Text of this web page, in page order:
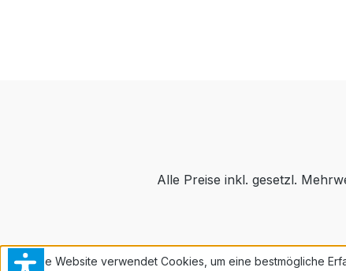
Alle Preise inkl. gesetzl.
Diese Website verwendet Cookies, um eine bestmögliche